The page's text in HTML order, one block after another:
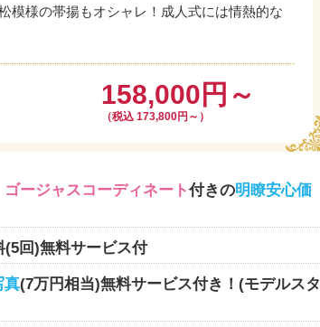
模様の帯揚もオシャレ！成人式には情熱的な
158,000円～
（税込 173,800円～）
ゴージャスコーディネート付きの明瞭安心価
(5回)無料サービス付
真(7万円相当)無料サービス付き！(モデルスタ